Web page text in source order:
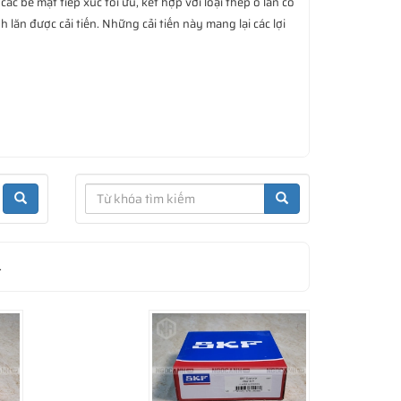
được cải tiến. Những cải tiến này mang lại các lợi
hao năng lượng cũng như chất bôi trơn. Quan trọng